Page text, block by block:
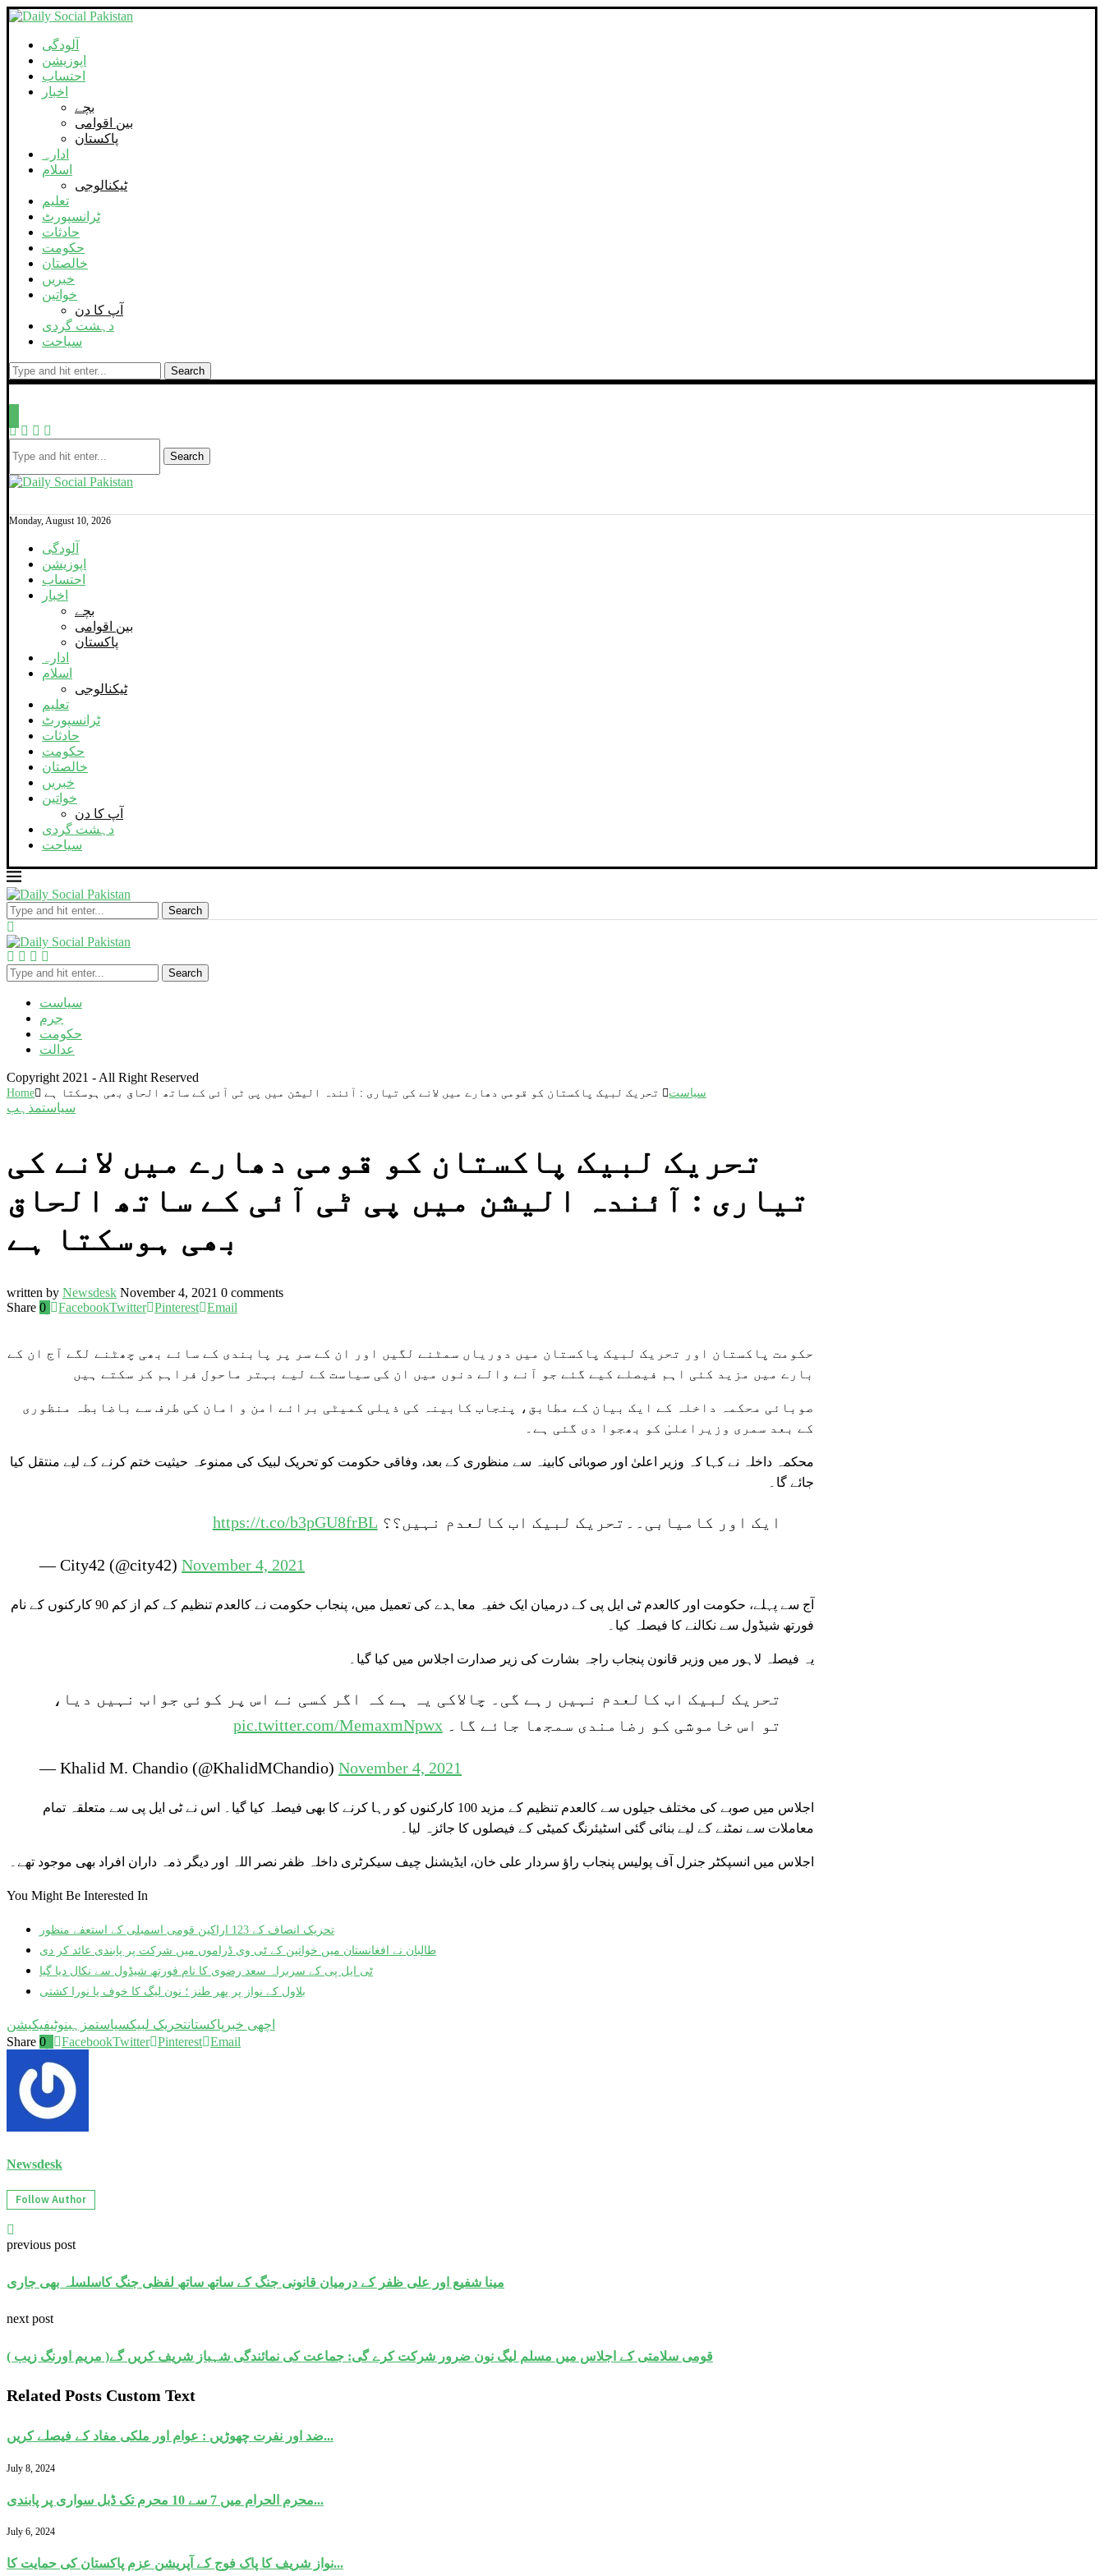
آلودگی
اپوزیشن
احتساب
اخبار
بچے
بین اقوامی
پاکستان
ادارہ
اسلام
ٹیکنالوجی
تعلیم
ٹرانسپورٹ
حادثات
حکومت
خالصتان
خبریں
خواتین
آپ کا دن
دہشت گردی
سیاحت
Search
Search
Monday, August 10, 2026
آلودگی
اپوزیشن
احتساب
اخبار
بچے
بین اقوامی
پاکستان
ادارہ
اسلام
ٹیکنالوجی
تعلیم
ٹرانسپورٹ
حادثات
حکومت
خالصتان
خبریں
خواتین
آپ کا دن
دہشت گردی
سیاحت
Search
Search
سیاست
جرم
حکومت
عدالت
Copyright 2021 - All Right Reserved
Home سیاست تحریک لبیک پاکستان کو قومی دھارے میں لانے کی تیاری : آئندہ الیشن میں پی ٹی آئی کے ساتھ الحاق بھی ہوسکتا ہے
سیاستمذہب
تحریک لبیک پاکستان کو قومی دھارے میں لانے کی
تیاری : آئندہ الیشن میں پی ٹی آئی کے ساتھ الحاق
بھی ہوسکتا ہے
written by Newsdesk November 4, 2021 0 comments
Share 0 FacebookTwitter Pinterest Email
حکومت پاکستان اور تحریک لبیک پاکستان میں دوریاں سمٹنے لگیں اور ان کے سر پر پابندی کے سائے بھی چھٹنے لگے آج ان کے
بارے میں مزید کئی اہم فیصلے کیے گئے جو آنے والے دنوں میں ان کی سیاست کے لیے بہتر ماحول فراہم کر سکتے ہیں
صوبائی محکمہ داخلہ کے ایک بیان کے مطابق، پنجاب کابینہ کی ذیلی کمیٹی برائے امن و امان کی طرف سے باضابطہ منظوری
کے بعد سمری وزیراعلیٰ کو بھجوا دی گئی ہے۔
محکمہ داخلہ نے کہا کہ وزیر اعلیٰ اور صوبائی کابینہ سے منظوری کے بعد، وفاقی حکومت کو تحریک لبیک کی ممنوعہ حیثیت ختم کرنے کے لیے منتقل کیا
جائے گا۔
ایک اور کامیابی۔۔تحریک لبیک اب کالعدم نہیں؟؟ https://t.co/b3pGU8frBL
— City42 (@city42) November 4, 2021
آج سے پہلے، حکومت اور کالعدم ٹی ایل پی کے درمیان ایک خفیہ معاہدے کی تعمیل میں، پنجاب حکومت نے کالعدم تنظیم کے کم از کم 90 کارکنوں کے نام
فورتھ شیڈول سے نکالنے کا فیصلہ کیا۔
یہ فیصلہ لاہور میں وزیر قانون پنجاب راجہ بشارت کی زیر صدارت اجلاس میں کیا گیا۔
تحریک لبیک اب کالعدم نہیں رہے گی۔ چالاکی یہ ہے کہ اگر کسی نے اس پر کوئی جواب نہیں دیا،
تو اس خاموشی کو رضامندی سمجھا جائے گا۔pic.twitter.com/MemaxmNpwx
— Khalid M. Chandio (@KhalidMChandio) November 4, 2021
اجلاس میں صوبے کی مختلف جیلوں سے کالعدم تنظیم کے مزید 100 کارکنوں کو رہا کرنے کا بھی فیصلہ کیا گیا۔ اس نے ٹی ایل پی سے متعلقہ تمام
معاملات سے نمٹنے کے لیے بنائی گئی اسٹیئرنگ کمیٹی کے فیصلوں کا جائزہ لیا۔
اجلاس میں انسپکٹر جنرل آف پولیس پنجاب راؤ سردار علی خان، ایڈیشنل چیف سیکرٹری داخلہ ظفر نصر اللہ اور دیگر ذمہ داران افراد بھی موجود تھے۔
You Might Be Interested In
تحریک انصاف کے 123 اراکین قومی اسمبلی کے استعفے منظور
طالبان نے افغانستان میں خواتین کے ٹی وی ڈراموں میں شرکت پر پابندی عائد کر دی
ٹی ایل پی کے سربراہ سعد رضوی کا نام فورتھ شیڈول سے نکال دیا گیا
بلاول کے نواز پر پھر طنز ؛ نون لیگ کا خوف یا نورا کشتی
اچھی خبر پاکستانتحریک لبیکسیاستمزہبنوٹیفیکیشن
Share 0 FacebookTwitter Pinterest Email
Newsdesk
Follow Author
previous post
مینا شفیع اور علی ظفر کے درمیان قانونی جنگ کے ساتھ ساتھ لفظی جنگ کاسلسلہ بھی جاری
next post
قومی سلامتی کے اجلاس میں مسلم لیگ نون ضرور شرکت کرے گی: جماعت کی نمائندگی شہباز شریف کریں گے( مریم اورنگ زیب )
Related Posts Custom Text
ضد اور نفرت چھوڑیں : عوام اور ملکی مفاد کے فیصلے کریں...
July 8, 2024
محرم الحرام میں 7 سے 10 محرم تک ڈبل سواری پر پابندی...
July 6, 2024
نواز شریف کا پاک فوج کے آپریشن عزم پاکستان کی حمایت کا...